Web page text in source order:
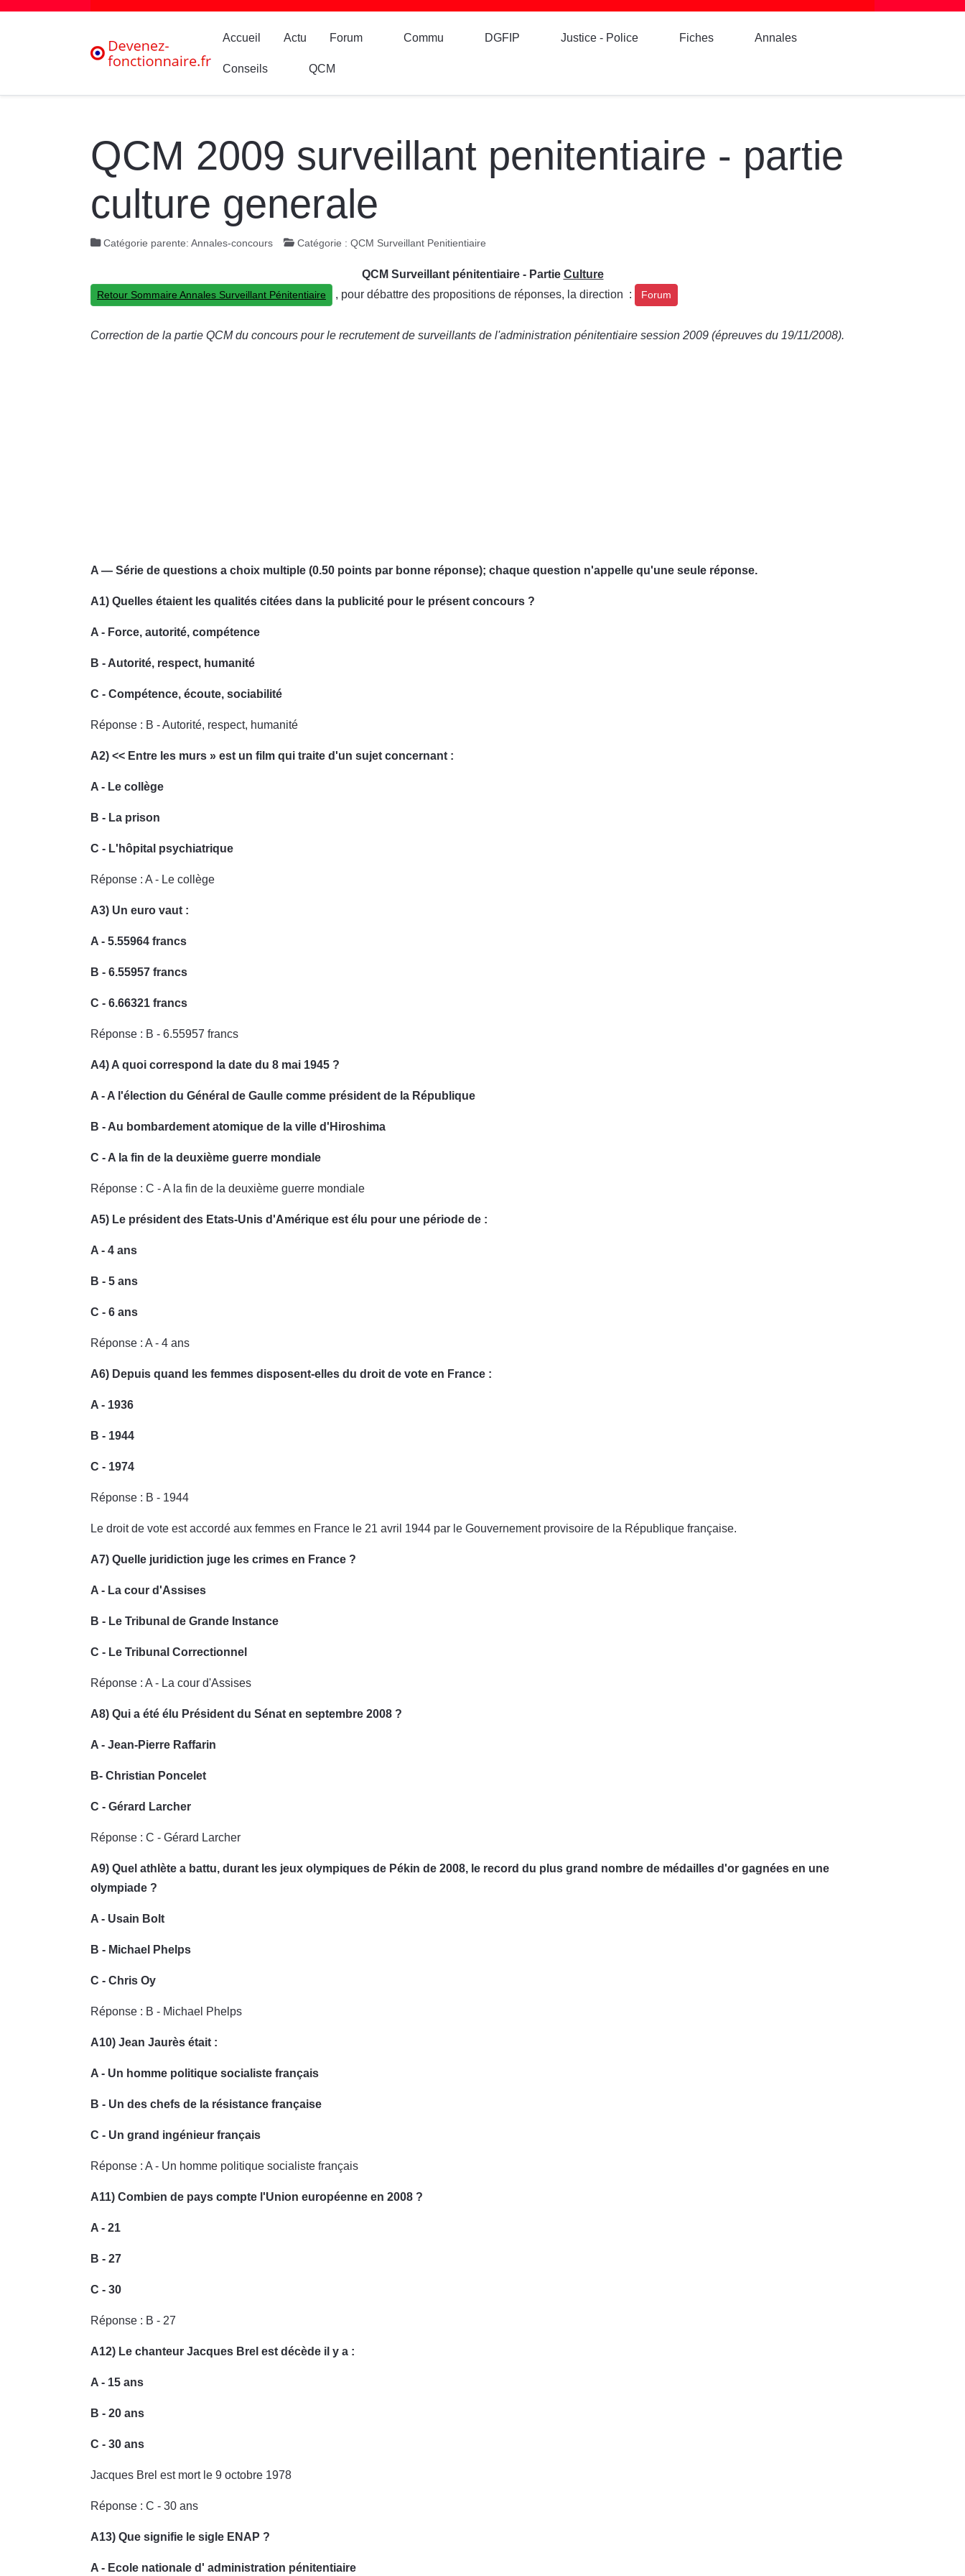
Accueil Actu Forum Commu DGFIP Justice - Police Fiches Annales
Conseils QCM
QCM 2009 surveillant penitentiaire - partie
culture generale
Catégorie parente: Annales-concours Catégorie : QCM Surveillant Penitientiaire
QCM Surveillant pénitentiaire - Partie Culture
Retour Sommaire Annales Surveillant Pénitentiaire , pour débattre des propositions de réponses, la direction : Forum
Correction de la partie QCM du concours pour le recrutement de surveillants de l'administration pénitentiaire session 2009 (épreuves du 19/11/2008).
A — Série de questions a choix multiple (0.50 points par bonne réponse); chaque question n'appelle qu'une seule réponse.
A1) Quelles étaient les qualités citées dans la publicité pour le présent concours ?
A - Force, autorité, compétence
B - Autorité, respect, humanité
C - Compétence, écoute, sociabilité
Réponse : B - Autorité, respect, humanité
A2) << Entre les murs » est un film qui traite d'un sujet concernant :
A - Le collège
B - La prison
C - L'hôpital psychiatrique
Réponse : A - Le collège
A3) Un euro vaut :
A - 5.55964 francs
B - 6.55957 francs
C - 6.66321 francs
Réponse : B - 6.55957 francs
A4) A quoi correspond la date du 8 mai 1945 ?
A - A l'élection du Général de Gaulle comme président de la République
B - Au bombardement atomique de la ville d'Hiroshima
C - A la fin de la deuxième guerre mondiale
Réponse : C - A la fin de la deuxième guerre mondiale
A5) Le président des Etats-Unis d'Amérique est élu pour une période de :
A - 4 ans
B - 5 ans
C - 6 ans
Réponse : A - 4 ans
A6) Depuis quand les femmes disposent-elles du droit de vote en France :
A - 1936
B - 1944
C - 1974
Réponse : B - 1944
Le droit de vote est accordé aux femmes en France le 21 avril 1944 par le Gouvernement provisoire de la République française.
A7) Quelle juridiction juge les crimes en France ?
A - La cour d'Assises
B - Le Tribunal de Grande Instance
C - Le Tribunal Correctionnel
Réponse : A - La cour d'Assises
A8) Qui a été élu Président du Sénat en septembre 2008 ?
A - Jean-Pierre Raffarin
B- Christian Poncelet
C - Gérard Larcher
Réponse : C - Gérard Larcher
A9) Quel athlète a battu, durant les jeux olympiques de Pékin de 2008, le record du plus grand nombre de médailles d'or gagnées en une
olympiade ?
A - Usain Bolt
B - Michael Phelps
C - Chris Oy
Réponse : B - Michael Phelps
A10) Jean Jaurès était :
A - Un homme politique socialiste français
B - Un des chefs de la résistance française
C - Un grand ingénieur français
Réponse : A - Un homme politique socialiste français
A11) Combien de pays compte l'Union européenne en 2008 ?
A - 21
B - 27
C - 30
Réponse : B - 27
A12) Le chanteur Jacques Brel est décède il y a :
A - 15 ans
B - 20 ans
C - 30 ans
Jacques Brel est mort le 9 octobre 1978
Réponse : C - 30 ans
A13) Que signifie le sigle ENAP ?
A - Ecole nationale d' administration pénitentiaire